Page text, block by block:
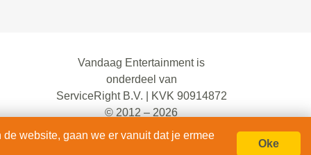
Vandaag Entertainment is
onderdeel van
ServiceRight B.V. | KVK 90914872
© 2012 – 2026
alle rechten voorbehouden.
website, gaan we er vanuit dat je ermee
Oke